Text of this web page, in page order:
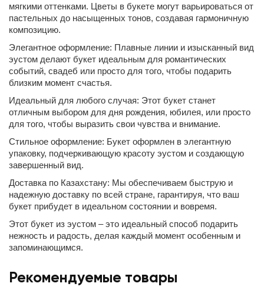
мягкими оттенками. Цветы в букете могут варьироваться от
пастельных до насыщенных тонов, создавая гармоничную
композицию.
Элегантное оформление: Плавные линии и изысканный вид
эустом делают букет идеальным для романтических
событий, свадеб или просто для того, чтобы подарить
близким момент счастья.
Идеальный для любого случая: Этот букет станет
отличным выбором для дня рождения, юбилея, или просто
для того, чтобы выразить свои чувства и внимание.
Стильное оформление: Букет оформлен в элегантную
упаковку, подчеркивающую красоту эустом и создающую
завершенный вид.
Доставка по Казахстану: Мы обеспечиваем быструю и
надежную доставку по всей стране, гарантируя, что ваш
букет прибудет в идеальном состоянии и вовремя.
Этот букет из эустом – это идеальный способ подарить
нежность и радость, делая каждый момент особенным и
запоминающимся.
Рекомендуемые товары